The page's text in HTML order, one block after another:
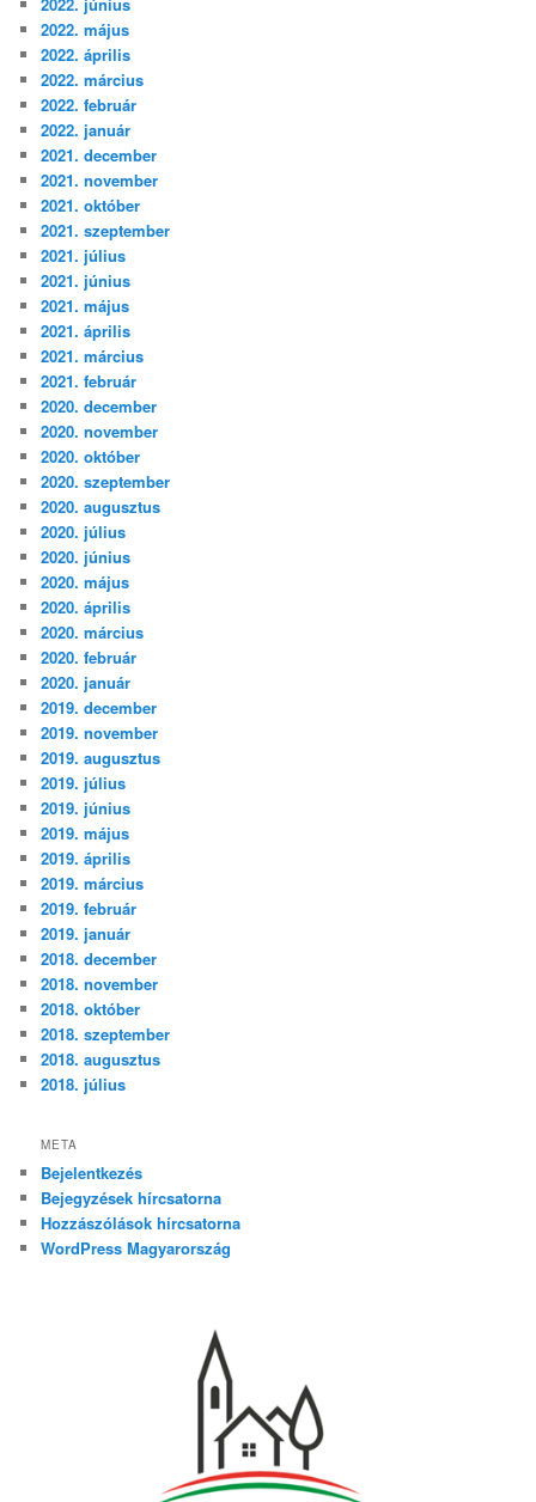
2022. május
2022. április
2022. március
2022. február
2022. január
2021. december
2021. november
2021. október
2021. szeptember
2021. július
2021. június
2021. május
2021. április
2021. március
2021. február
2020. december
2020. november
2020. október
2020. szeptember
2020. augusztus
2020. július
2020. június
2020. május
2020. április
2020. március
2020. február
2020. január
2019. december
2019. november
2019. augusztus
2019. július
2019. június
2019. május
2019. április
2019. március
2019. február
2019. január
2018. december
2018. november
2018. október
2018. szeptember
2018. augusztus
2018. július
META
Bejelentkezés
Bejegyzések hírcsatorna
Hozzászólások hírcsatorna
WordPress Magyarország